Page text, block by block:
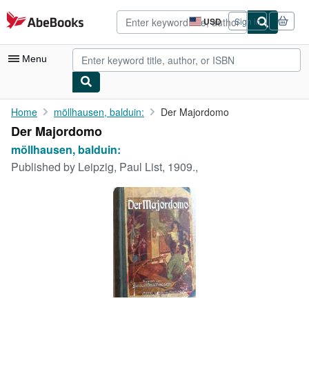
Skip to main content
AbeBooks.com USD
Site
shopping
preferences
Sign in
Menu
My Account
My Purchases
Advanced Search
Home möllhausen, balduin: Der Majordomo
Der Majordomo
möllhausen, balduin:
Published by Leipzig, Paul List, 1909.,